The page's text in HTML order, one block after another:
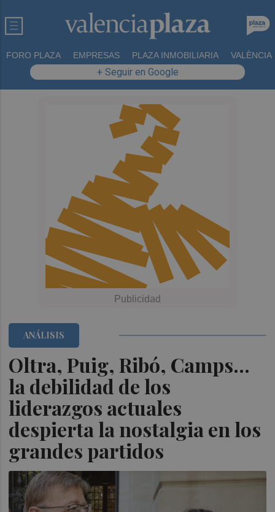
FORO PLAZA EMPRESAS PLAZA INMOBILIARIA VALÈNCIA
+ Seguir en Google
Oltra, Puig, Ribó, Camps...
la debilidad de los
liderazgos actuales
despierta la nostalgia en los
grandes partidos
ANÁLISIS